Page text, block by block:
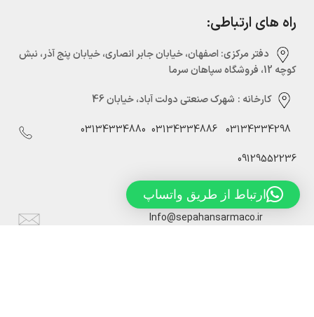
راه های ارتباطی:
دفتر مرکزی:‌ اصفهان، خیابان جابر انصاری، خیابان پنج آذر، نبش
کوچه 12، فروشگاه سپاهان سرما
کارخانه : شهرک صنعتی دولت آباد، خیابان 46
03134334298
03134334886
03134334880
09129552236
Info@sepahansarmaco.ir
ارتباط از طریق واتساپ